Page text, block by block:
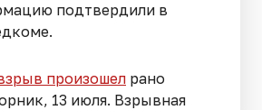
подтвердили в
произошел рано
13 июля. Взрывная